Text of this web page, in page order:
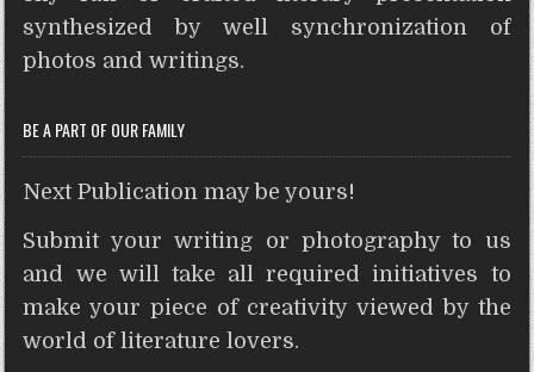
p
p
o
k
r
e
s
g
e
synthesized by well synchronization of
photos and writings.
BE A PART OF OUR FAMILY
Next Publication may be yours!
Submit your writing or photography to us
and we will take all required initiatives to
make your piece of creativity viewed by the
world of literature lovers.